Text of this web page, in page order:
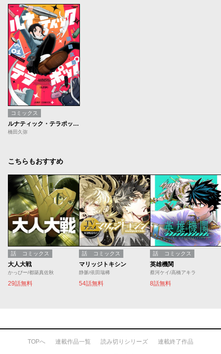
コミックス
ルナティック・テラポップ【期間限定無料】
橋田久弥
こちらもおすすめ
話 コミックス
大人大戦
かっぴー/都築真佐秋
29話無料
話 コミックス
マリッジトキシン
静脈/依田瑞稀
54話無料
話 コミックス
英雄機関
蔡河ケイ/高橋アキラ
8話無料
TOPへ 連載作品一覧 読み切りシリーズ 連載終了作品